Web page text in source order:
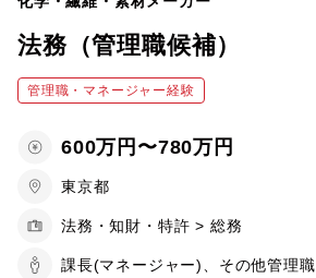
法務（管理職候補）
管理職・マネージャー経験
600万円〜780万円
東京都
法務・知財・特許 > 総務
課長(マネージャー)、その他管理職